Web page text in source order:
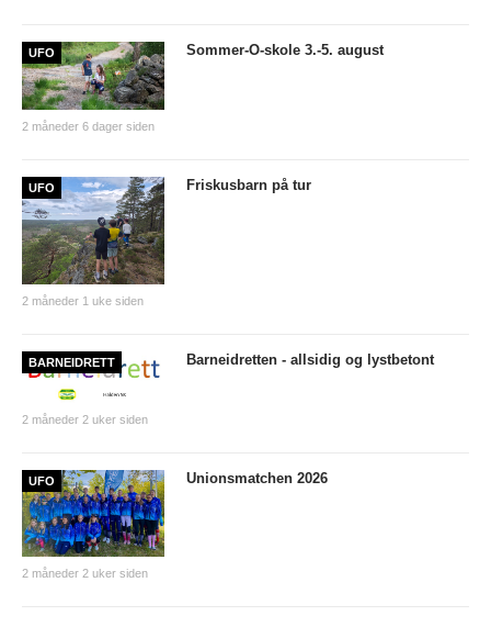
Grenserittet
BARNEIDRETT
Påmeldingsskjema 2026/2027
SKI
Nyheter
KLATRING
Informasjon
KLUBB
BLI MEDLEM!
UFO
2 måneder 6 dager siden
Sommer-O-skole 3.-5. august
UFO
2 måneder 1 uke siden
Friskusbarn på tur
BARNEIDRETT
2 måneder 2 uker siden
Barneidretten - allsidig og lystbetont
UFO
2 måneder 2 uker siden
Unionsmatchen 2026